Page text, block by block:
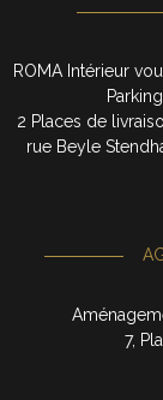
ROMA Intérieur
2 Places de
rue Beyle
7,